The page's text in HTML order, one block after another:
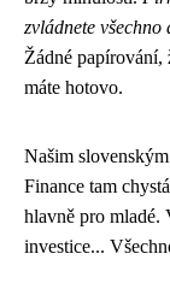
zvládnete
Žádné
máte hotovo.
Našim
Finance tam
hlavně pro mladé.
investice...